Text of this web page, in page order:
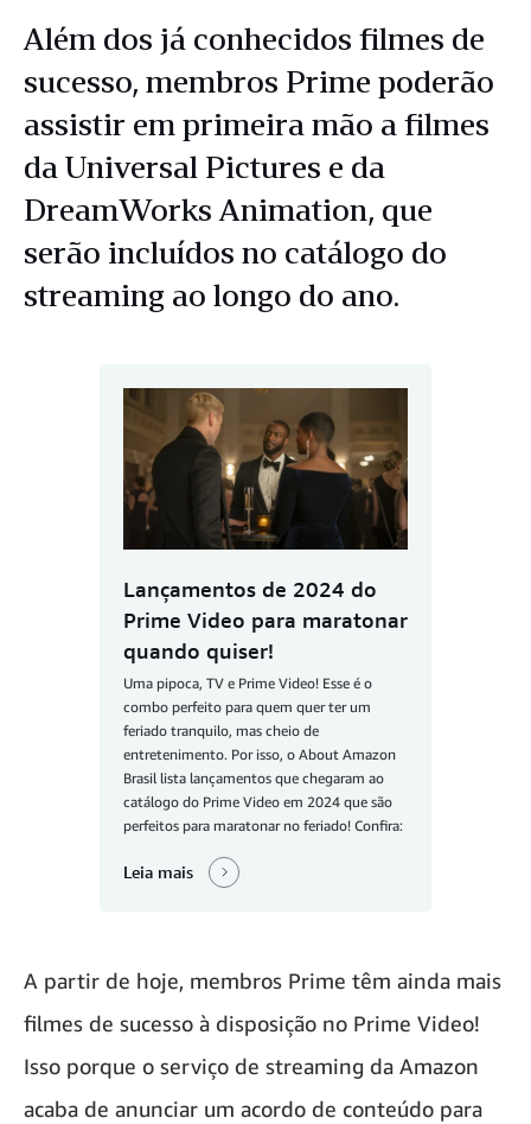
Além dos já conhecidos filmes de
sucesso, membros Prime poderão
assistir em primeira mão a filmes
da Universal Pictures e da
DreamWorks Animation, que
serão incluídos no catálogo do
streaming ao longo do ano.
Lançamentos de 2024 do
Prime Video para maratonar
quando quiser!
Uma pipoca, TV e Prime Video! Esse é o
combo perfeito para quem quer ter um
feriado tranquilo, mas cheio de
entretenimento. Por isso, o About Amazon
Brasil lista lançamentos que chegaram ao
catálogo do Prime Video em 2024 que são
perfeitos para maratonar no feriado! Confira:
Leia mais
A partir de hoje, membros Prime têm ainda mais
filmes de sucesso à disposição no Prime Video!
Isso porque o serviço de streaming da Amazon
acaba de anunciar um acordo de conteúdo para